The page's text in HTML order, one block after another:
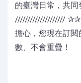
的臺灣日常，共同
////////////////////
擔心，您現在訂
數、不會重疊！